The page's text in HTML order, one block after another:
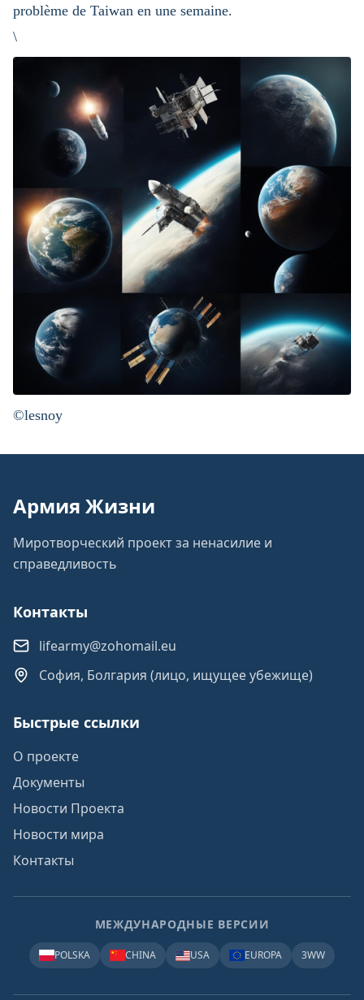
problème de Taiwan en une semaine.
\
©lesnoy
Армия Жизни
Миротворческий проект за ненасилие и
справедливость
Контакты
lifearmy@zohomail.eu
София, Болгария (лицо, ищущее убежище)
Быстрые ссылки
О проекте
Документы
Новости Проекта
Новости мира
Контакты
МЕЖДУНАРОДНЫЕ ВЕРСИИ
POLSKA CHINA USA EUROPA 3WW